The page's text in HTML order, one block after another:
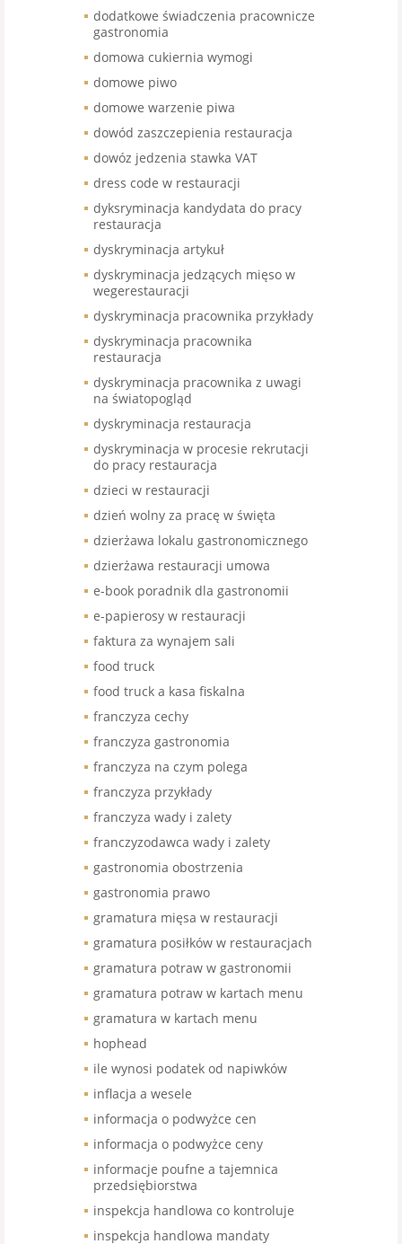
dodatkowe świadczenia pracownicze
gastronomia
domowa cukiernia wymogi
domowe piwo
domowe warzenie piwa
dowód zaszczepienia restauracja
dowóz jedzenia stawka VAT
dress code w restauracji
dyksryminacja kandydata do pracy
restauracja
dyskryminacja artykuł
dyskryminacja jedzących mięso w
wegerestauracji
dyskryminacja pracownika przykłady
dyskryminacja pracownika
restauracja
dyskryminacja pracownika z uwagi
na światopogląd
dyskryminacja restauracja
dyskryminacja w procesie rekrutacji
do pracy restauracja
dzieci w restauracji
dzień wolny za pracę w święta
dzierżawa lokalu gastronomicznego
dzierżawa restauracji umowa
e-book poradnik dla gastronomii
e-papierosy w restauracji
faktura za wynajem sali
food truck
food truck a kasa fiskalna
franczyza cechy
franczyza gastronomia
franczyza na czym polega
franczyza przykłady
franczyza wady i zalety
franczyzodawca wady i zalety
gastronomia obostrzenia
gastronomia prawo
gramatura mięsa w restauracji
gramatura posiłków w restauracjach
gramatura potraw w gastronomii
gramatura potraw w kartach menu
gramatura w kartach menu
hophead
ile wynosi podatek od napiwków
inflacja a wesele
informacja o podwyżce cen
informacja o podwyżce ceny
informacje poufne a tajemnica
przedsiębiorstwa
inspekcja handlowa co kontroluje
inspekcja handlowa mandaty